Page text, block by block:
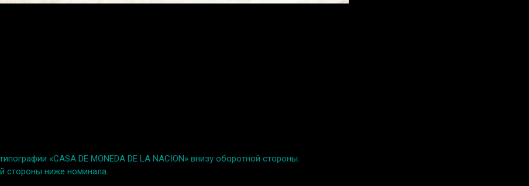
«CASA DE MONEDA DE LA NACION» внизу оборотной стороны.
стороны ниже номинала.